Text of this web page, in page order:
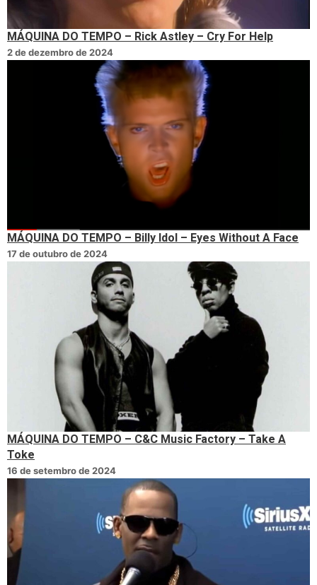
MÁQUINA DO TEMPO – Rick Astley – Cry For Help
2 de dezembro de 2024
MÁQUINA DO TEMPO – Billy Idol – Eyes Without A Face
17 de outubro de 2024
MÁQUINA DO TEMPO – C&C Music Factory – Take A
Toke
16 de setembro de 2024